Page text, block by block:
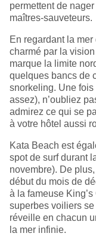
permettent de
maîtres-sauveteurs.
En regardant la
charmé par la
marque la limite
quelques bancs de
snorkeling. Une
assez), n’oubliez
admirez ce qui se
à votre hôtel aussi
Kata Beach est
spot de surf durant
novembre). De
début du mois de
à la fameuse
superbes voiliers
réveille en chacun
la mer infinie.